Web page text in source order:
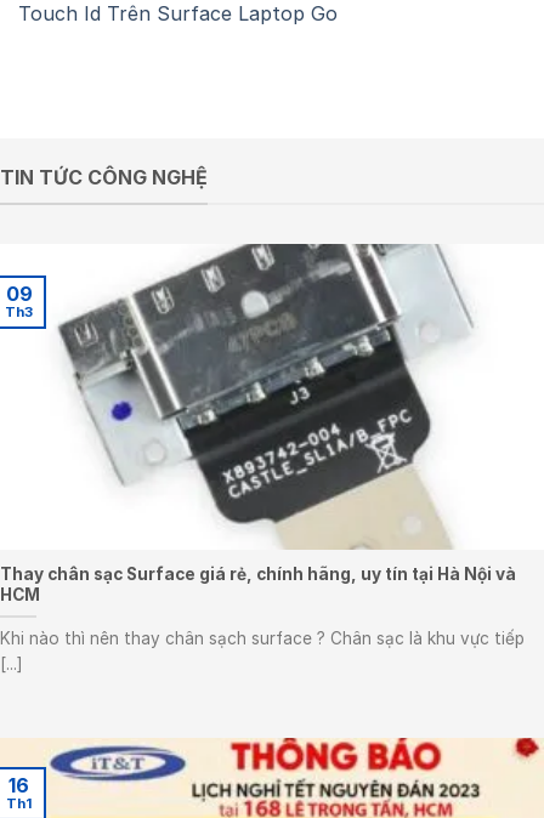
Touch Id Trên Surface Laptop Go
TIN TỨC CÔNG NGHỆ
Thay chân sạc Surface giá rẻ, chính hãng, uy tín tại Hà Nội và
HCM
Khi nào thì nên thay chân sạch surface ? Chân sạc là khu vực tiếp
[...]
09
Th3
16
Th1